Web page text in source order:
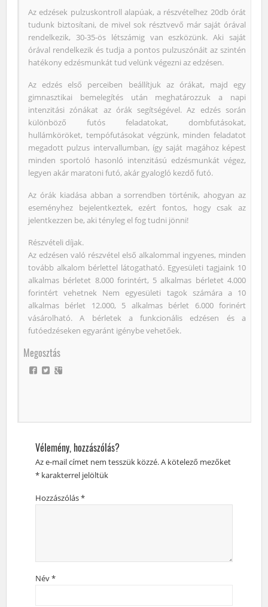
Az edzések pulzuskontroll alapúak, a részvételhez 20db órát
tudunk biztosítani, de mivel sok résztvevő már saját órával
rendelkezik, 30-35-ös létszámig van eszközünk. Aki saját
órával rendelkezik és tudja a pontos pulzuszónáit az szintén
hatékony edzésmunkát tud velünk végezni az edzésen.
Az edzés első perceiben beállítjuk az órákat, majd egy
gimnasztikai bemelegítés után meghatározzuk a napi
intenzitási zónákat az órák segítségével. Az edzés során
különböző futós feladatokat, dombfutásokat,
hullámköröket, tempófutásokat végzünk, minden feladatot
megadott pulzus intervallumban, így saját magához képest
minden sportoló hasonló intenzitású edzésmunkát végez,
legyen akár maratoni futó, akár gyalogló kezdő futó.
Az órák kiadása abban a sorrendben történik, ahogyan az
eseményhez bejelentkeztek, ezért fontos, hogy csak az
jelentkezzen be, aki tényleg el fog tudni jönni!
Részvételi díjak.
Az edzésen való részvétel első alkalommal ingyenes, minden
tovább alkalom bérlettel látogatható. Egyesületi tagjaink 10
alkalmas bérletet 8.000 forintért, 5 alkalmas bérletet 4.000
forintért vehetnek Nem egyesületi tagok számára a 10
alkalmas bérlet 12.000, 5 alkalmas bérlet 6.000 forinért
vásárolható. A bérletek a funkcionális edzésen és a
futóedzéseken egyaránt igénybe vehetőek.
Megosztás
Vélemény, hozzászólás?
Az e-mail címet nem tesszük közzé.A kötelező mezőket
*karakterrel jelöltük
Hozzászólás*
Név*